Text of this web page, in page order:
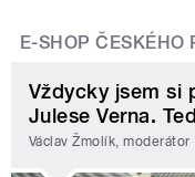
E-SHOP ČESKÉHO
Vždycky jsem si
Julese Verna.
Václav Žmolík, moderátor